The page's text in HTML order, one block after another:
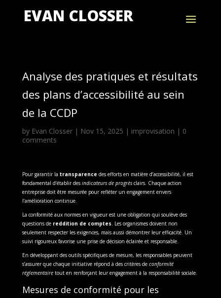
EVAN CLOSSER
Analyse des pratiques et résultats
des plans d’accessibilité au sein
de la CCDP
by Evan Closser| Nov 15, 2025 | improvisation | 0
comments
Pour garantir la transparence des efforts en matière d’accessibilité, il est
fondamental d’établir des indicateurs de progrèsclairs. Chaque action
entreprise doit être mesurée pour refléter un engagement envers
l’amélioration continue.
La conformité aux normes en vigueur est une obligation qui soulève des
questions de reddition de comptes. Les organismes doivent non
seulement respecter les exigences, mais aussi démontrer leur efficacité. Un
suivi rigoureux favorise une prise de décision éclairée et responsable.
En développant des outils spécifiques de mesure, les responsables peuvent
s’assurer que chaque initiative répond à des critères de conformité
réglementairetout en renforçant leur engagement à la responsabilité sociale.
Mesures de conformité pour les